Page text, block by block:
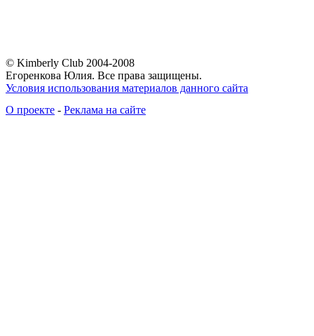
© Kimberly Club 2004-2008
Егоренкова Юлия. Все права защищены.
Условия использования материалов данного сайта
О проекте - Реклама на сайте